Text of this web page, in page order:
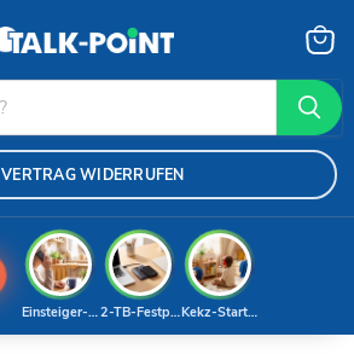
VERTRAG WIDERRUFEN
Kekz-Starterset
2-TB-Festplatte
Einsteiger-Handy